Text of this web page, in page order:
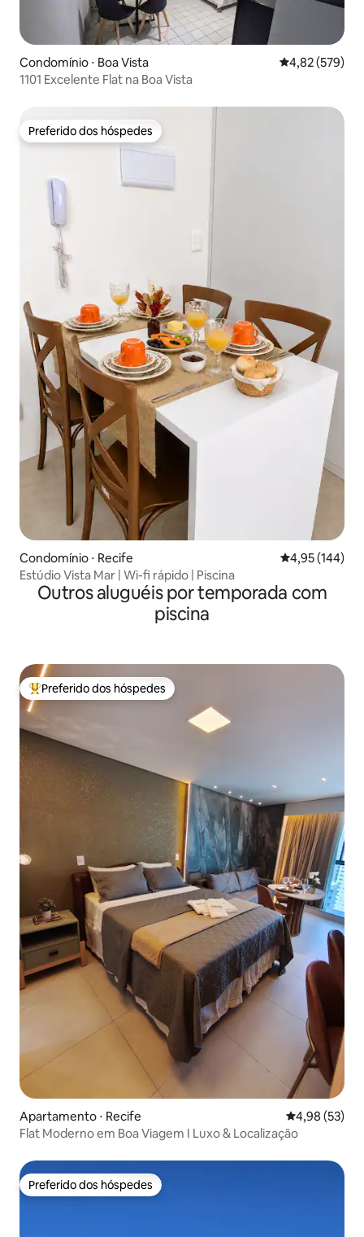
Condomínio ⋅ Boa Vista 4,82 de uma
4,82 (579)
1101 Excelente Flat na Boa Vista
Preferido dos hóspedes
Preferido dos hóspedes
Condomínio ⋅ Recife 4,95 de uma
4,95 (144)
Estúdio Vista Mar | Wi-fi rápido | Piscina
Outros aluguéis por temporada com
piscina
Entre os melhores preferidos dos hóspedes
Preferido dos hóspedes
Apartamento ⋅ Recife 4,98 de uma
4,98 (53)
Flat Moderno em Boa Viagem I Luxo & Localização
Preferido dos hóspedes
Preferido dos hóspedes